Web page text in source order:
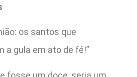
os santos que
a gula em ato de fé!”